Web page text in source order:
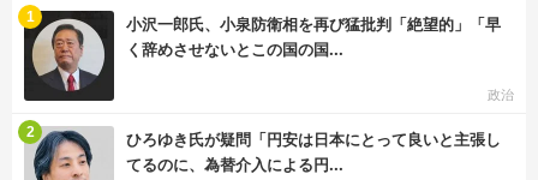
小沢一郎氏、小泉防衛相を再び猛批判「絶望的」「早
く辞めさせないとこの国の国...
政治
1
ひろゆき氏が疑問「円安は日本にとって良いと主張し
てるのに、為替介入による円...
2